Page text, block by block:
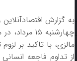
به گزارش
چهارشنبه ۱۵
مالزی، با تاکید بر
از تداوم فاجعه